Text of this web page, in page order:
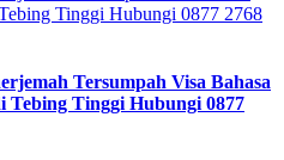
Tersumpah Visa Bahasa
Tebing Tinggi Hubungi 0877